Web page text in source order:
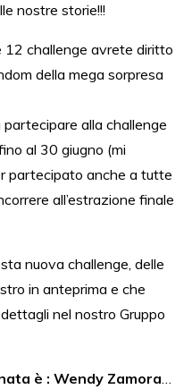
nostre storie!!!
12 challenge avrete diritto
della mega sorpresa
alla challenge
al 30 giugno (mi
partecipato anche a tutte
all’estrazione finale
nuova challenge, delle
in anteprima e che
nel nostro Gruppo
è : Wendy Zamora…